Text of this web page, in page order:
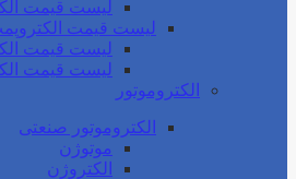
لیست قیمت
لیست قیمت
لیست قیمت
لیست قیمت
الکتروموتور
الکتروموتور صنعتی
موتوژن
الکتروژن